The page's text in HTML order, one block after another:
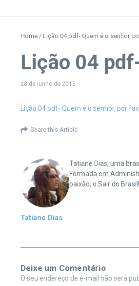
Home / Lição 04 pdf- Quem é o senhor,
Lição 04
28 de junho de 2015
Lição 04 pdf- Quem é o senhor, por
Share this Article
Tatiane Dias
Tatiane Dias, uma
Formada em
paixão, o Sair do Brasil!
Deixe um Comentário
O seu endereço de e-mail não será